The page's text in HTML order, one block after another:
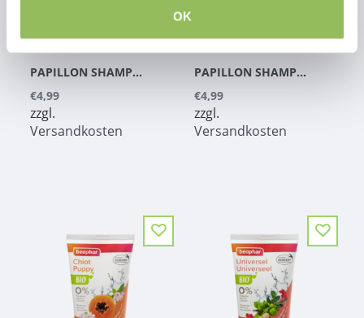
OK
PAPILLON SHAMPOO FÜR LANGHAARIGE HUNDE (250ML)
€4,99
zzgl.
Versandkosten
PAPILLON SHAMPOO FÜR WEISSHAARIGE HUNDE (250ML)
€4,99
zzgl.
Versandkosten